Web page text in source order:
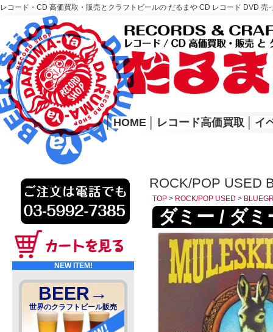
レコード・CD 高価買取・販売とクラフトビールの だるまや CD レコード DVD
レコード高価買取はこちら
HOME
│ HOME レコード高価買取 イ
NEW ITEM!
BEER→
世界のクラフトビール販売
ROCK/POP USED
TOP > ROCK/POP USED >
ダミー / ダミ